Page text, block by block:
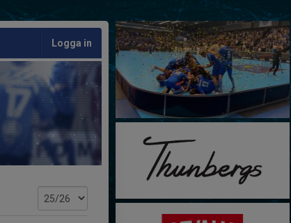
Logga in